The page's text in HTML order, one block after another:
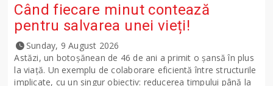
Când fiecare minut contează
pentru salvarea unei vieți!
Sunday, 9 August 2026
Astăzi, un botoșănean de 46 de ani a primit o șansă în plus
la viață. Un exemplu de colaborare eficientă între structurile
implicate, cu un singur obiectiv: reducerea timpului până la